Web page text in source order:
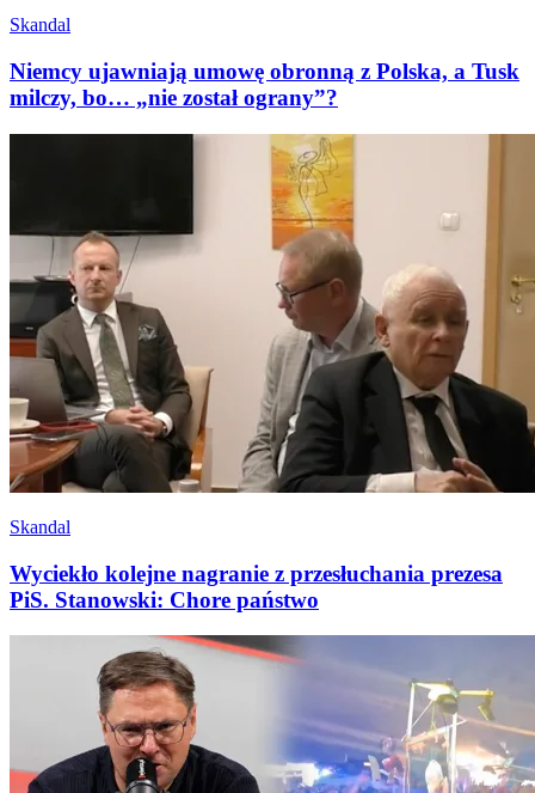
Skandal
Niemcy ujawniają umowę obronną z Polska, a Tusk
milczy, bo… „nie został ograny”?
Skandal
Wyciekło kolejne nagranie z przesłuchania prezesa
PiS. Stanowski: Chore państwo